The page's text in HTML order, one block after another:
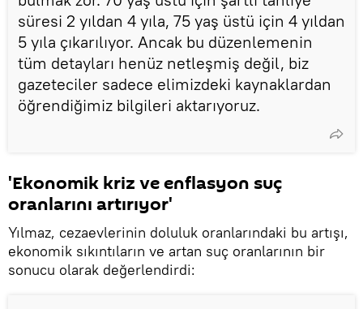
süresi 2 yıldan 4 yıla, 75 yaş üstü için 4 yıldan
5 yıla çıkarılıyor. Ancak bu düzenlemenin
tüm detayları henüz netleşmiş değil, biz
gazeteciler sadece elimizdeki kaynaklardan
öğrendiğimiz bilgileri aktarıyoruz.
'Ekonomik kriz ve enflasyon suç
oranlarını artırıyor'
Yılmaz, cezaevlerinin doluluk oranlarındaki bu artışı,
ekonomik sıkıntıların ve artan suç oranlarının bir
sonucu olarak değerlendirdi: